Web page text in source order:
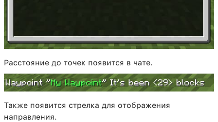
Расстояние до точек появится в чате.
Также появится стрелка для отображения
направления.